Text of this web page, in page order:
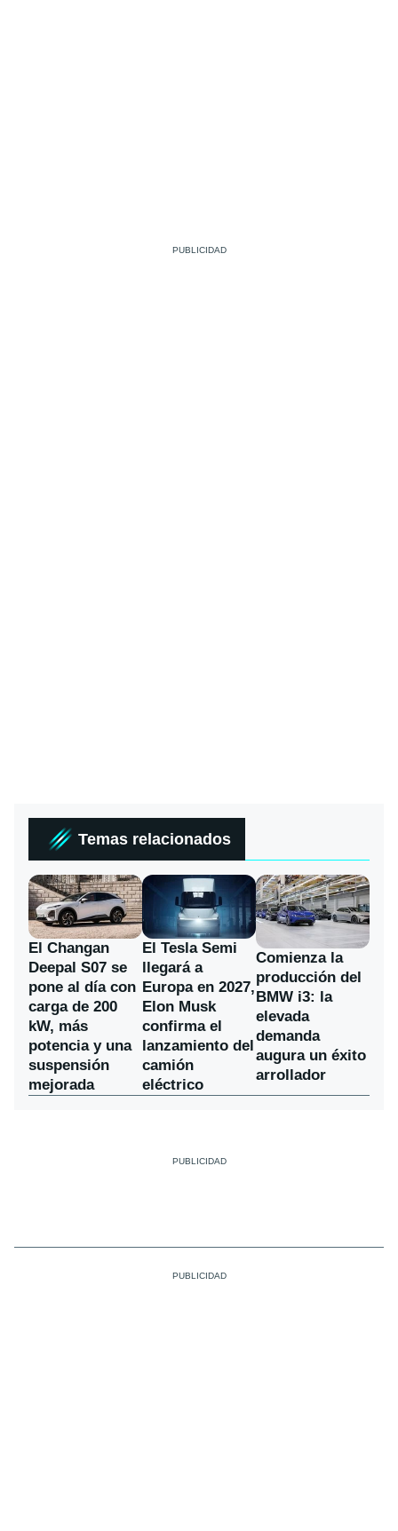
Temas relacionados
El Changan
Deepal S07 se
pone al día con
carga de 200
kW, más
potencia y una
suspensión
mejorada
El Tesla Semi
llegará a
Europa en 2027,
Elon Musk
confirma el
lanzamiento del
camión
eléctrico
Comienza la
producción del
BMW i3: la
elevada
demanda
augura un éxito
arrollador